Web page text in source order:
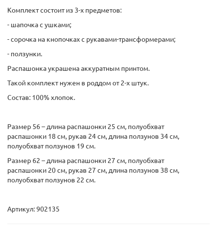
Комплект состоит из 3-х предметов:
- шапочка с ушками;
- сорочка на кнопочках с рукавами-трансформерами;
- ползунки.
Распашонка украшена аккуратным принтом.
Такой комплект нужен в роддом от 2-х штук.
Состав: 100% хлопок.
Размер 56 – длина распашонки 25 см, полуобхват
распашонки 18 см, рукав 24 см, длина ползунов 34 см,
полуобхват ползунов 19 см.
Размер 62 – длина распашонки 27 см, полуобхват
распашонки 20 см, рукав 27 см, длина ползунов 38 см,
полуобхват ползунов 22 см.
Артикул:902135